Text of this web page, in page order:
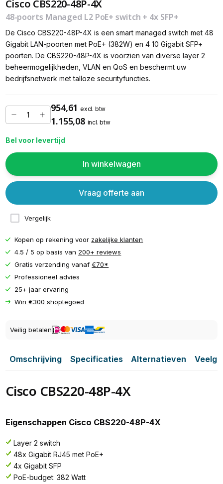
Cisco CBS220-48P-4X
48-poorts Managed L2 PoE+ switch + 4x SFP+
De Cisco CBS220-48P-4X is een smart managed switch met 48
Gigabit LAN-poorten met PoE+ (382W) en 4 10 Gigabit SFP+
poorten. De CBS220-48P-4X is voorzien van diverse layer 2
beheermogelijkheden, VLAN en QoS en beschermt uw
bedrijfsnetwerk met talloze securityfuncties.
954,61 excl. btw
1.155,08 incl. btw
Bel voor levertijd
In winkelwagen
Vergelijk
Vraag offerte aan
Kopen op rekening voor zakelijke klanten
4.5 / 5 op basis van 200+ reviews
Gratis verzending vanaf€70*
Professioneel advies
25+ jaar ervaring
Win €300 shoptegoed
Veilig betalen
Omschrijving Specificaties Alternatieven
Cisco CBS220-48P-4X
Eigenschappen Cisco CBS220-48P-4X
Layer 2 switch
48x Gigabit RJ45 met PoE+
4x Gigabit SFP
PoE-budget: 382 Watt